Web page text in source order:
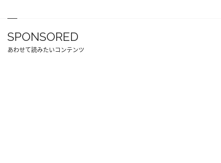
SPONSORED
あわせて読みたいコンテンツ